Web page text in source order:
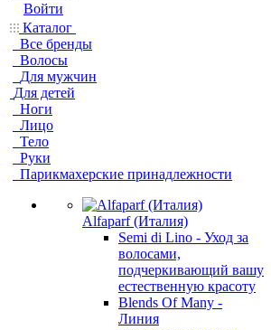
Войти
Каталог
Все бренды
Волосы
Для мужчин
Для детей
Ноги
Лицо
Тело
Руки
Парикмахерские принадлежности
Alfaparf (Италия)
Semi di Lino - Уход за
волосами,
подчеркивающий вашу
естественную красоту
Blends Of Many -
Линия